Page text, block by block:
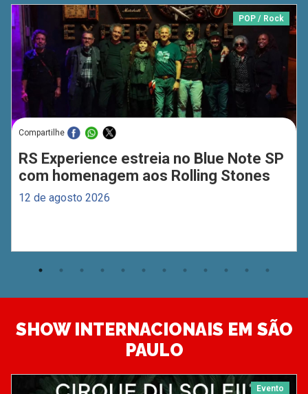
POP / Rock
Compartilhe
RS Experience estreia no Blue Note SP
com homenagem aos Rolling Stones
12 de agosto 2026
SHOW INTERNACIONAIS EM SÃO
PAULO
Evento